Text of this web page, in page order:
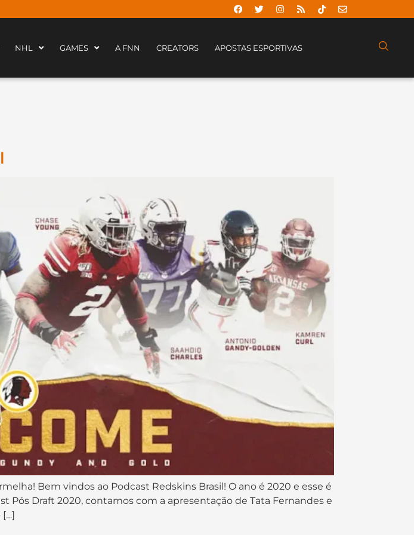
NHL GAMES A FNN CREATORS APOSTAS ESPORTIVAS
Bem vindos ao Podcast Redskins Brasil! O ano é 2020 e esse é
Pós Draft 2020, contamos com a apresentação de Tata Fernandes e
[…]